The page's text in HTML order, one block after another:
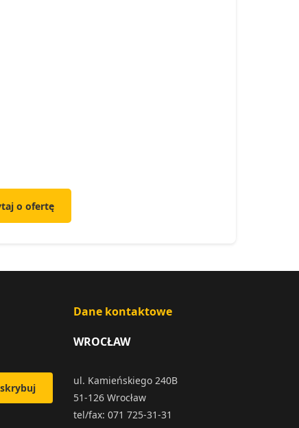
o ofertę
Dane kontaktowe
WROCŁAW
ul. Kamieńskiego 240B
51-126 Wrocław
tel/fax: 071 725-31-31